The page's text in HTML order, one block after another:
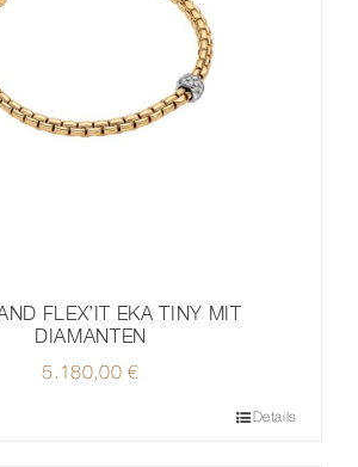
FLEX’IT EKA TINY MIT
DIAMANTEN
5.180,00€
Details